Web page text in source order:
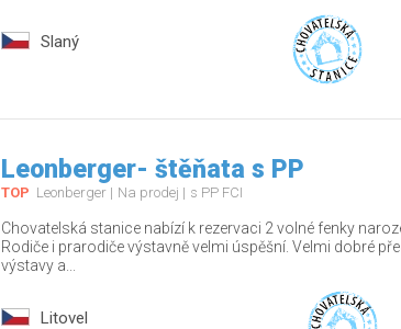
Slaný
Leonberger- štěňata s PP
TOP Leonberger Na prodej s PP FCI
Chovatelská stanice nabízí k rezervaci 2 volné fenky
Rodiče i prarodiče výstavně velmi úspěšní. Velmi dobré
výstavy a...
Litovel